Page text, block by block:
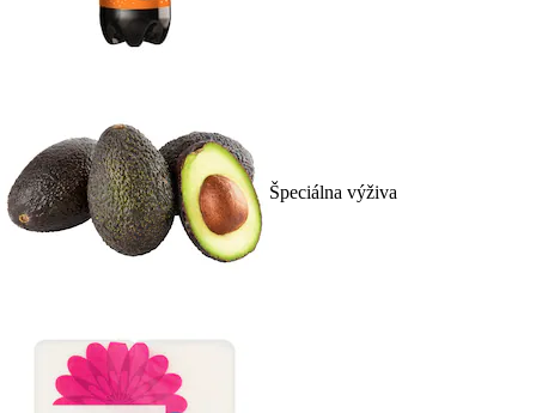
Špeciálna výživa